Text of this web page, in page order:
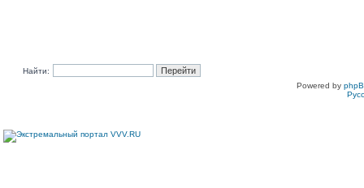
Найти:
Powered by